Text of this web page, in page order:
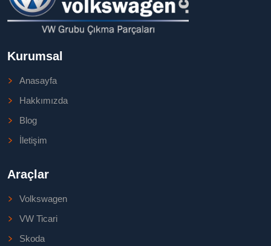
Kurumsal
Anasayfa
Hakkımızda
Blog
İletişim
Araçlar
Volkswagen
VW Ticari
Skoda